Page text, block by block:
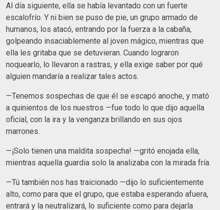
Al día siguiente, ella se había levantado con un fuerte
escalofrío. Y ni bien se puso de pie, un grupo armado de
humanos, los atacó, entrando por la fuerza a la cabaña,
golpeando insaciablemente al joven mágico, mientras que
ella les gritaba que se detuvieran. Cuando lograron
noquearlo, lo llevaron a rastras, y ella exige saber por qué
alguien mandaría a realizar tales actos.
—Tenemos sospechas de que él se escapó anoche, y mató
a quinientos de los nuestros —fue todo lo que dijo aquella
oficial, con la ira y la venganza brillando en sus ojos
marrones.
—¡Solo tienen una maldita sospecha! —gritó enojada ella,
mientras aquella guardia solo la analizaba con la mirada fría.
—Tú también nos has traicionado —dijo lo suficientemente
alto, como para que el grupo, que estaba esperando afuera,
entrará y la neutralizará, lo suficiente como para dejarla